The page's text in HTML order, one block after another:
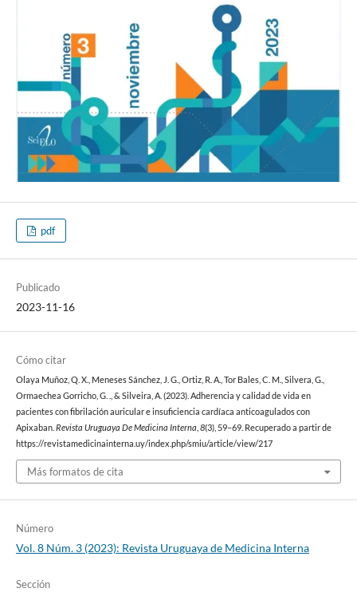
pdf
Publicado
2023-11-16
Cómo citar
Olaya Muñoz, Q. X., Meneses Sánchez, J. G., Ortiz, R. A., Tor Bales, C. M., Silvera, G.,
Ormaechea Gorricho, G. ., & Silveira, A. (2023). Adherencia y calidad de vida en
pacientes con fibrilación auricular e insuficiencia cardíaca anticoagulados con
Apixaban. Revista Uruguaya De Medicina Interna 8(3), 59–69. Recuperado a partir de
https://revistamedicinainterna.uy/index.php/smiu/article/view/217
Más formatos de cita
Número
Vol. 8 Núm. 3 (2023): Revista Uruguaya de Medicina Interna
Sección